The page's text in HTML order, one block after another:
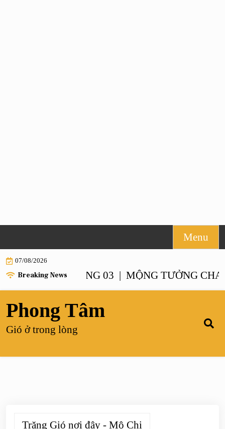
to
content
Menu
07/08/2026
Breaking News
– CHƯƠNG 03 |MỘNG TƯỞNG CHANH
Phong Tâm
Gió ở trong lòng
Trăng Gió nơi đây - Mộ Chi